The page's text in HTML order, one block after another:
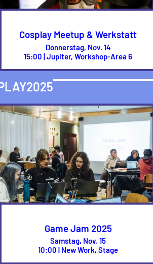
Cosplay Meetup & Werkstatt
Donnerstag, Nov. 14
15:00 | Jupiter, Workshop-Area 6
Game Jam 2025
Samstag, Nov. 15
10:00 | New Work, Stage